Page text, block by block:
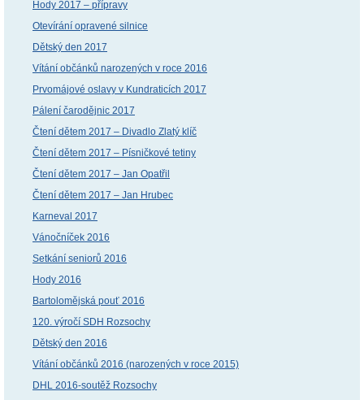
Hody 2017 – přípravy
Otevírání opravené silnice
Dětský den 2017
Vítání občánků narozených v roce 2016
Prvomájové oslavy v Kundraticích 2017
Pálení čarodějnic 2017
Čtení dětem 2017 – Divadlo Zlatý klíč
Čtení dětem 2017 – Písničkové tetiny
Čtení dětem 2017 – Jan Opatřil
Čtení dětem 2017 – Jan Hrubec
Karneval 2017
Vánočníček 2016
Setkání seniorů 2016
Hody 2016
Bartolomějská pouť 2016
120. výročí SDH Rozsochy
Dětský den 2016
Vítání občánků 2016 (narozených v roce 2015)
DHL 2016-soutěž Rozsochy